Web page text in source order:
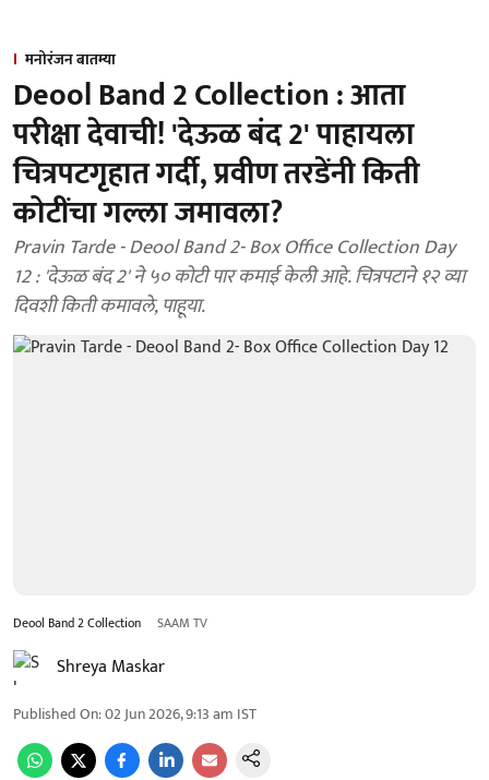
मनोरंजन बातम्या
Deool Band 2 Collection : आता
परीक्षा देवाची! 'देऊळ बंद 2' पाहायला
चित्रपटगृहात गर्दी, प्रवीण तरडेंनी किती
कोटींचा गल्ला जमावला?
Pravin Tarde - Deool Band 2- Box Office Collection Day
12 : 'देऊळ बंद 2' ने ५० कोटी पार कमाई केली आहे. चित्रपटाने १२ व्या
दिवशी किती कमावले, पाहूया.
Deool Band 2 Collection SAAM TV
Shreya Maskar
Published On:02 Jun 2026, 9:13 am IST